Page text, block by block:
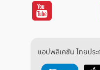
แอปพลิเคชัน ไทยปร